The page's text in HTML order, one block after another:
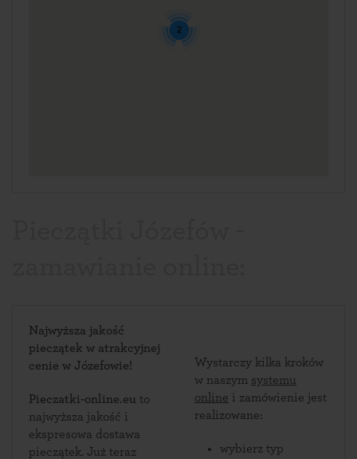
2
Najwyższa jakość
pieczątek w atrakcyjnej
cenie w Józefowie!
Pieczatki-online.eu to
najwyższa jakość i
ekspresowa dostawa
pieczątek. Już teraz
Wystarczy kilka kroków
w naszym systemu
online i zamówienie jest
realizowane:
wybierz typ